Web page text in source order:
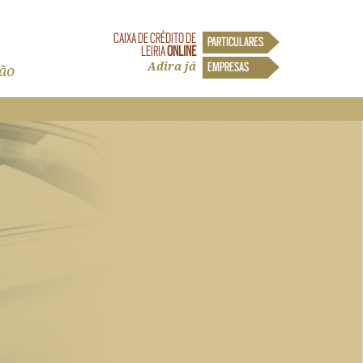
CAIXA DE CRÉDITO DE
LEIRIAONLINE
Adira já
PARTICULARES
EMPRESAS